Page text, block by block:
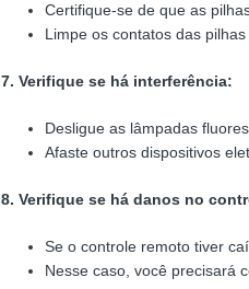
Certifique-se de que as
Limpe os contatos das
7. Verifique se há interferência:
Desligue as lâmpadas
Afaste outros dispositivos
8. Verifique se há danos no
Se o controle remoto tiver
Nesse caso, você precisará